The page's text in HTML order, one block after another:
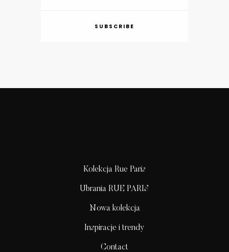
SUBSCRIBE
Kolekcja Rue Paris
Ubrania RUE PARIS
Nowa kolekcja
Inspiracje i trendy
Contact